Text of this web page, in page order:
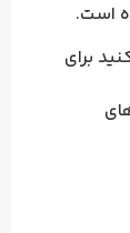
است.
برای